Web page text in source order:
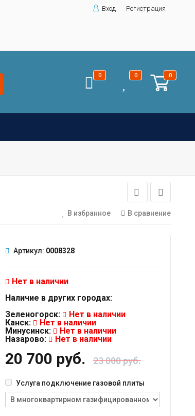
Вход Регистрация
0 0 0
В избранное В сравнение
Артикул: 0008328
Нет в наличии
Наличие в других городах:
Зеленогорск:
Нет в наличии
Канск:
Нет в наличии
Минусинск:
Нет в наличии
Назарово:
Нет в наличии
20 700 руб. 23 000 руб.
Услуга подключение газовой плиты